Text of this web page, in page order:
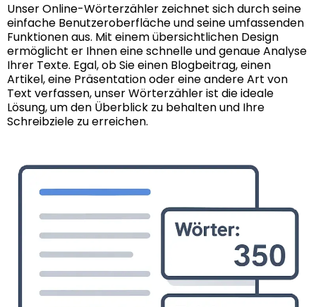
Unser Online-Wörterzähler zeichnet sich durch seine
einfache Benutzeroberfläche und seine umfassenden
Funktionen aus. Mit einem übersichtlichen Design
ermöglicht er Ihnen eine schnelle und genaue Analyse
Ihrer Texte. Egal, ob Sie einen Blogbeitrag, einen
Artikel, eine Präsentation oder eine andere Art von
Text verfassen, unser Wörterzähler ist die ideale
Lösung, um den Überblick zu behalten und Ihre
Schreibziele zu erreichen.